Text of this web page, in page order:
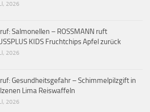
2026
Salmonellen – ROSSMANN ruft
KIDS Fruchtchips Apfel zurück
2026
Gesundheitsgefahr – Schimmelpilzgift in
Lima Reiswaffeln
2026